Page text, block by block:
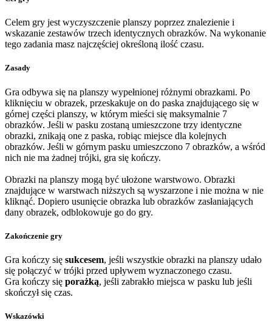
Celem gry jest wyczyszczenie planszy poprzez znalezienie i
wskazanie zestawów trzech identycznych obrazków. Na wykonanie
tego zadania masz najczęściej określoną ilość czasu.
Zasady
Gra odbywa się na planszy wypełnionej różnymi obrazkami. Po
kliknięciu w obrazek, przeskakuje on do paska znajdującego się w
górnej części planszy, w którym mieści się maksymalnie 7
obrazków. Jeśli w pasku zostaną umieszczone trzy identyczne
obrazki, znikają one z paska, robiąc miejsce dla kolejnych
obrazków. Jeśli w górnym pasku umieszczono 7 obrazków, a wśród
nich nie ma żadnej trójki, gra się kończy.
Obrazki na planszy mogą być ułożone warstwowo. Obrazki
znajdujące w warstwach niższych są wyszarzone i nie można w nie
kliknąć. Dopiero usunięcie obrazka lub obrazków zasłaniających
dany obrazek, odblokowuje go do gry.
Zakończenie gry
Gra kończy się sukcesem, jeśli wszystkie obrazki na planszy udało
się połączyć w trójki przed upływem wyznaczonego czasu.
Gra kończy się porażką, jeśli zabrakło miejsca w pasku lub jeśli
skończył się czas.
Wskazówki